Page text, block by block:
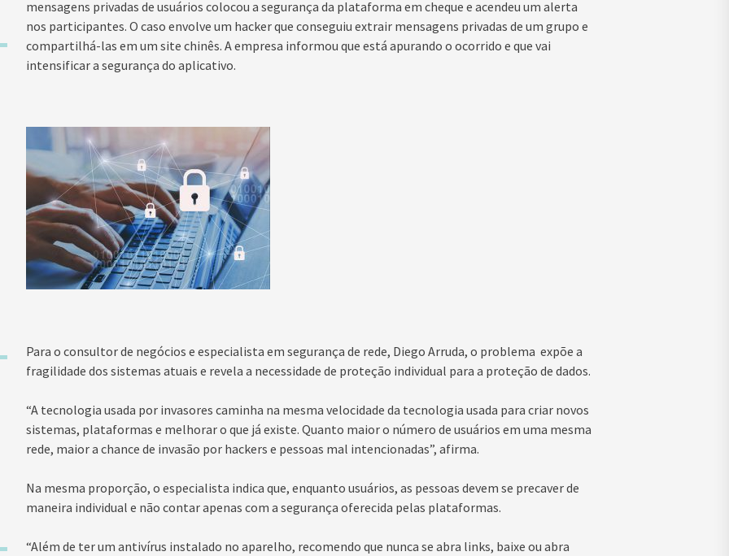
mensagens privadas de usuários colocou a segurança da plataforma em cheque e acendeu um alerta
nos participantes. O caso envolve um hacker que conseguiu extrair mensagens privadas de um grupo e
compartilhá-las em um site chinês. A empresa informou que está apurando o ocorrido e que vai
intensificar a segurança do aplicativo.
Para o consultor de negócios e especialista em segurança de rede, Diego Arruda, o problema expõe a
fragilidade dos sistemas atuais e revela a necessidade de proteção individual para a proteção de dados.
“A tecnologia usada por invasores caminha na mesma velocidade da tecnologia usada para criar novos
sistemas, plataformas e melhorar o que já existe. Quanto maior o número de usuários em uma mesma
rede, maior a chance de invasão por hackers e pessoas mal intencionadas”, afirma.
Na mesma proporção, o especialista indica que, enquanto usuários, as pessoas devem se precaver de
maneira individual e não contar apenas com a segurança oferecida pelas plataformas.
“Além de ter um antivírus instalado no aparelho, recomendo que nunca se abra links, baixe ou abra